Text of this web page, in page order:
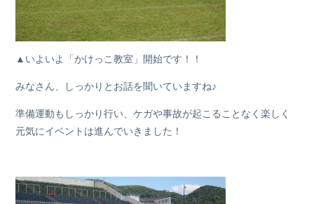
▲いよいよ「かけっこ教室」開始です！！
みなさん、しっかりとお話を聞いていますね♪
準備運動もしっかり行い、ケガや事故が起こることなく楽しく
元気にイベントは進んでいきました！